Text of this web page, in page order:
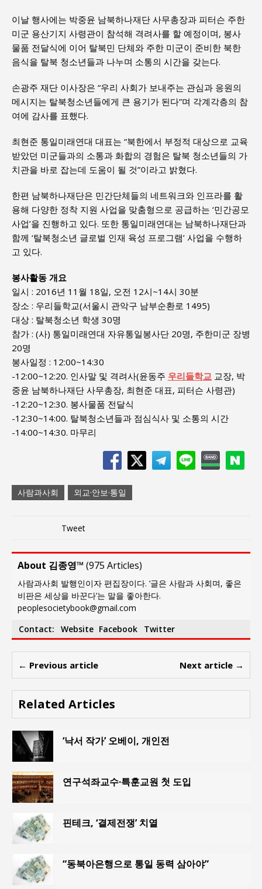
이날 행사에는 박중윤 남북하나재단 사무총장과 피터슨 주한
미군 용산기지 사령관이 참석해 격려사를 할 예정이며, 봉사
물품 전달식에 이어 탈북민 단체와 주한 미군이 준비한 북한
음식을 탈북 청소년들과 나누며 소통의 시간을 갖는다.
손광주 재단 이사장은 “우리 사회가 보내주는 관심과 응원의
메시지는 탈북청소년들에게 큰 용기가 된다”며 각계각층의 참
여에 감사를 표했다.
최현준 통일미래연대 대표는 “북한에서 부정적 대상으로 교육
받았던 미군들과의 소통과 화합의 경험은 탈북 청소년들의 가
치관을 바로 잡는데 도움이 될 것”이라고 밝혔다.
한편 남북하나재단은 민간단체들의 네트워크와 인프라를 활
용해 다양한 정착 지원 사업을 맞춤형으로 공급하는 ‘민간공모
사업’을 진행하고 있다. 또한 통일미래연대는 남북하나재단과
함께 ‘탈북청소년 글로벌 인재 육성 프로그램’ 사업을 수행하
고 있다.
봉사활동 개요
일시 : 2016년 11월 18일, 오전 12시~14시 30분
장소 : 우리들학교(서울시 관악구 남부순환로 1495)
대상 : 탈북청소년 학생 30명
참가 : (사) 통일미래연대 자유통일봉사단 20명, 주한미군 장병
20명
봉사일정 : 12:00~14:30
-12:00~12:20. 인사말 및 격려사(윤동주 우리들학교 교장, 박
중윤 남북하나재단 사무총장, 최현준 대표, 피터슨 사령관)
-12:20~12:30. 봉사물품 전달식
-12:30~14:00. 탈북청소년들과 점심식사 및 소통의 시간
-14:00~14:30. 마무리
사람과사회 외교·안보·통일
Tweet
About 김종영™ (975 Articles)
사람과사회 발행인이자 편집장이다. ‘글은 사람과 사회며, 좋은
비판은 세상을 바꾼다’는 말을 좋아한다.
peoplesocietybook@gmail.com
Contact:
Website Facebook Twitter
← Previous article Next article →
Related Articles
‘낙서 작가’ 오베이, 개인전
연구석좌교수·특훈교원 첫 도입
핀테크, ‘결제전쟁’ 치열
“동북아은행으로 통일 동력 삼아야”